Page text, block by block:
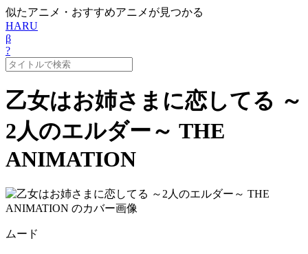
似たアニメ・おすすめアニメが見つかる
HARU
β
?
乙女はお姉さまに恋してる ～
2人のエルダー～ THE
ANIMATION
ムード